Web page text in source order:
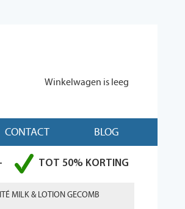
Winkelwagen is leeg
CONTACT BLOG
TOT 50% KORTING
MILK & LOTION GECOMB